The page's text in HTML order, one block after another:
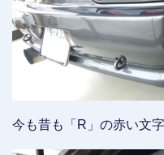
今も昔も「R」の赤い文